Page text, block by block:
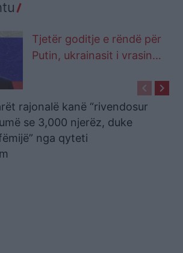
Tjetër goditje e rëndë për
Putin, ukrainasit i vrasin
keyboard_arrow_left keyboard_arrow_right
rajonalë kanë “rivendosur
se 3,000 njerëz, duke
nga qyteti